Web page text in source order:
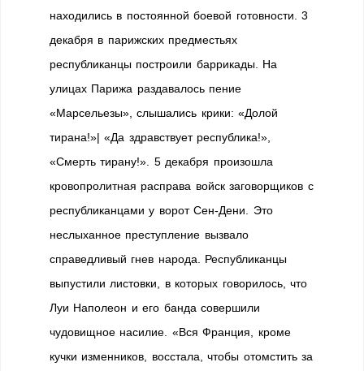
находились в постоянной боевой готовности. 3
декабря в парижских предместьях
республиканцы построили баррикады. На
улицах Парижа раздавалось пение
«Марсельезы», слышались крики: «Долой
тирана!»| «Да здравствует республика!»,
«Смерть тирану!». 5 декабря произошла
кровопролитная расправа войск заговорщиков с
республиканцами у ворот Сен-Дени. Это
неслыханное преступление вызвало
справедливый гнев народа. Республиканцы
выпустили листовки, в которых говорилось, что
Луи Наполеон и его банда совершили
чудовищное насилие. «Вся Франция, кроме
кучки изменников, восстала, чтобы отомстить за